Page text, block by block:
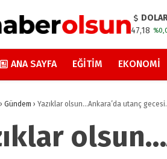
47,18
ANA SAYFA EĞITIM EKONOMI
› Gündem › Yazıklar olsun…Ankara’da utanç